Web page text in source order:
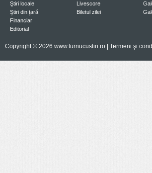
Ştiri locale
Ştiri din ţară
Financiar
Editorial
Livescore
Biletul zilei
Copyright © 2026 www.turnucustiri.ro | Termeni şi